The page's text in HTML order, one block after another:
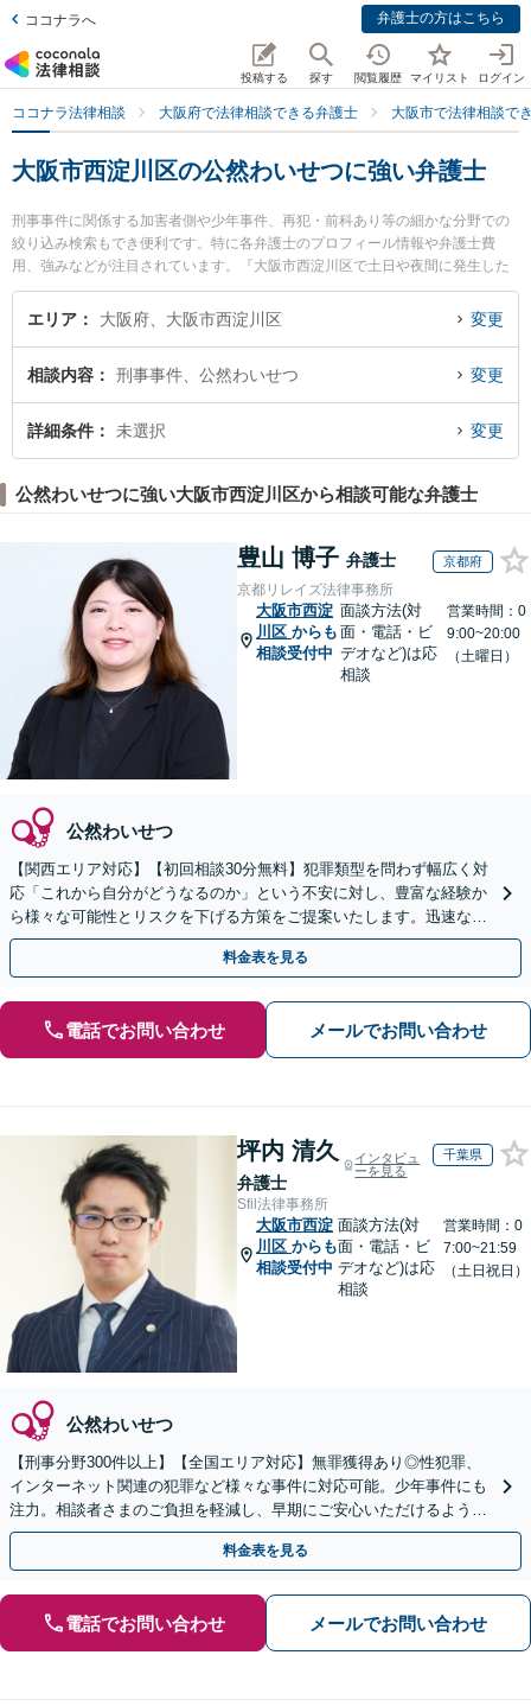
ココナラへ 弁護士の方はこちら
投稿する 探す 閲覧履歴 マイリスト ログイン
ココナラ法律相談 大阪府で法律相談できる弁護士 大阪市で法律相談で
大阪市西淀川区の公然わいせつに強い弁護士
刑事事件に関係する加害者側や少年事件、再犯・前科あり等の細かな分野での
絞り込み検索もでき便利です。特に各弁護士のプロフィール情報や弁護士費
用、強みなどが注目されています。『大阪市西淀川区で土日や夜間に発生した
公然わいせつのトラブルを今すぐに弁護士に相談したい』『公然わいせつのト
ラブル解決の実績豊富な近くの弁護士を検索したい』『初回相談無料で公然わ
エリア 大阪府、大阪市西淀川区 変更
相談内容 刑事事件、公然わいせつ 変更
詳細条件 未選択 変更
公然わいせつに強い大阪市西淀川区から相談可能な弁護士
豊山 博子 弁護士 京都府
京都リレイズ法律事務所
大阪市西淀
川区 からも
相談受付中
面談方法(対
面・電話・ビ
デオなど)は応
相談
営業時間：0
9:00~20:00
（土曜日）
公然わいせつ
【関西エリア対応】【初回相談30分無料】犯罪類型を問わず幅広く対
応「これから自分がどうなるのか」という不安に対し、豊富な経験か
ら様々な可能性とリスクを下げる方策をご提案いたします。迅速なレ
スポンス体制で臨機応変に対応【休日・夜間相談可】
料金表を見る
電話でお問い合わせ メールでお問い合わせ
坪内 清久
弁護士
インタビュ
ーを見る
千葉県
Sfil法律事務所
大阪市西淀
川区 からも
相談受付中
面談方法(対
面・電話・ビ
デオなど)は応
相談
営業時間：0
7:00~21:59
（土日祝日）
公然わいせつ
【刑事分野300件以上】【全国エリア対応】無罪獲得あり◎性犯罪、
インターネット関連の犯罪など様々な事件に対応可能。少年事件にも
注力。相談者さまのご負担を軽減し、早期にご安心いただけるよう尽
力します【遠方のご依頼可】【裁判員裁判の経験あり】
料金表を見る
電話でお問い合わせ メールでお問い合わせ